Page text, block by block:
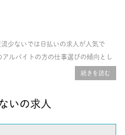
少ないでは日払いの求人が人気で
ルバイトの方の仕事選びの傾向とし
業時間の少なさを重視される方が多い
いの求人